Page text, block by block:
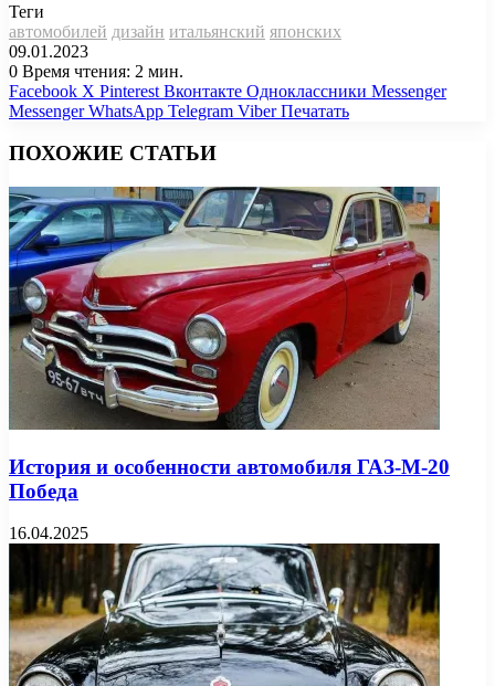
Теги
автомобилей дизайн итальянский японских
09.01.2023
0 Время чтения: 2 мин.
Facebook X Pinterest Вконтакте Одноклассники Messenger
Messenger WhatsApp Telegram Viber Печатать
ПОХОЖИЕ СТАТЬИ
История и особенности автомобиля ГАЗ-М-20
Победа
16.04.2025